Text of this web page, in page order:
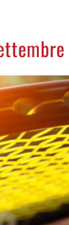
LA PIAZZA
ANIMALI
NECROLOGI
ACCEDI